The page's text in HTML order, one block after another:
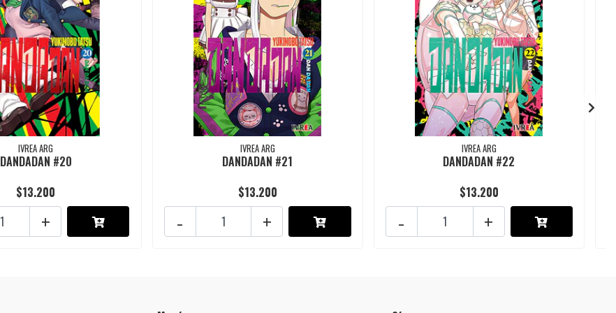
IVREA ARG
DANDADAN #20
$13.200
+
IVREA ARG
DANDADAN #21
$13.200
+
-
IVREA ARG
DANDADAN #22
$13.200
+
-